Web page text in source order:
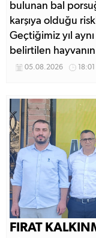
bulunan bal
karşıya olduğu
Geçtiğimiz yıl
belirtilen
karşılandı.
05.08.2026 18:01
FIRAT